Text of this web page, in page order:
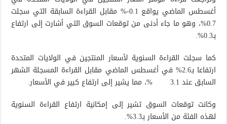
أغسطس الماضي يواقع 0.1-% مقابل القراءة السابقة التي سجلت
0.7%، وهو ما جاء أدنى من توقعات السوق التي أشارت إلى ارتفاع
بـ0.3%.
كما سجلت القراءة السنوية لأسعار المنتجين في الولايات المتحدة
ارتفاعا بـ2.6% في أغسطس الماضي مقابل القراءة المسجلة الشهر
السابق عند 3.1 %، مما يشير إلى ارتفاع كبير في الأسعار.
وكانت توقعات السوق تشير إلى إمكانية ارتفاع القراءة السنوية
لهذه الفئة من الأسعار بـ3.3%.